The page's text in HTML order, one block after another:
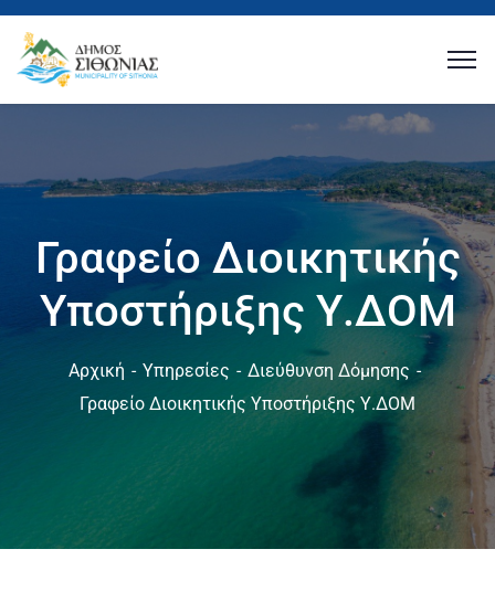
Γραφείο Διοικητικής
Υποστήριξης Υ.ΔΟΜ
Αρχική Υπηρεσίες
Διεύθυνση Δόμησης
Γραφείο Διοικητικής Υποστήριξης Υ.ΔΟΜ